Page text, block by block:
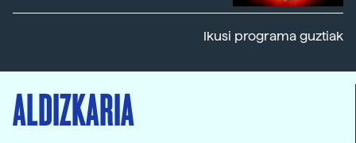
Ikusi programa guztiak
ALDIZKARIA